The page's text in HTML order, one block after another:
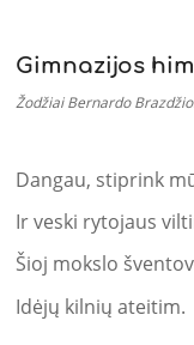
Gimnazijos
Žodžiai Bernardo
Dangau, stiprink
Ir veski rytojaus
Šioj mokslo
Idėjų kilnių ateitim.